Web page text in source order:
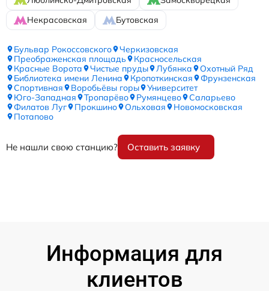
Некрасовская
Бутовская
Бульвар Рокоссовского
Черкизовская
Преображенская площадь
Красносельская
Красные Ворота
Чистые пруды Лубянка
Охотный Ряд
Библиотека имени Ленина
Кропоткинская
Фрунзенская
Спортивная
Воробьёвы горы
Университет
Юго-Западная
Тропарёво Румянцево
Саларьево
Филатов Луг
Прокшино Ольховая
Новомосковская
Потапово
Не нашли свою станцию? Оставить заявку
Информация для
клиентов